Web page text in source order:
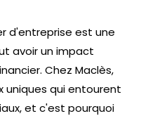
d'entreprise est une
avoir un impact
Chez Maclès,
uniques qui entourent
et c'est pourquoi